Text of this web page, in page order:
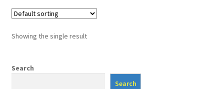
Showing the single result
Search
Search